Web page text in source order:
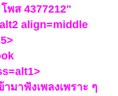
พส 4377212"
align=middle
มาฟังเพลงเพราะ ๆ